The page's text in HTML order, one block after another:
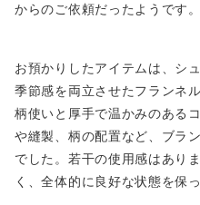
からのご依頼だったようです。
お預かりしたアイテムは、シ
季節感を両立させたフランネ
柄使いと厚手で温かみのある
や縫製、柄の配置など、ブラ
でした。若干の使用感はあり
く、全体的に良好な状態を保